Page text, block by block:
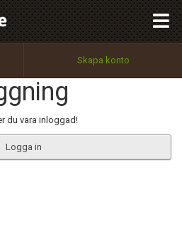
Skapa konto
du vara inloggad!
Logga in
100%
OK
Tillbaka till förstasidan